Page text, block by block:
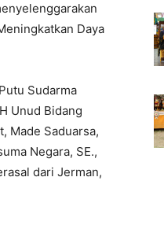
Daya
Sudarma
Unud Bidang
Made Saduarsa,
Negara, SE.,
dari Jerman,